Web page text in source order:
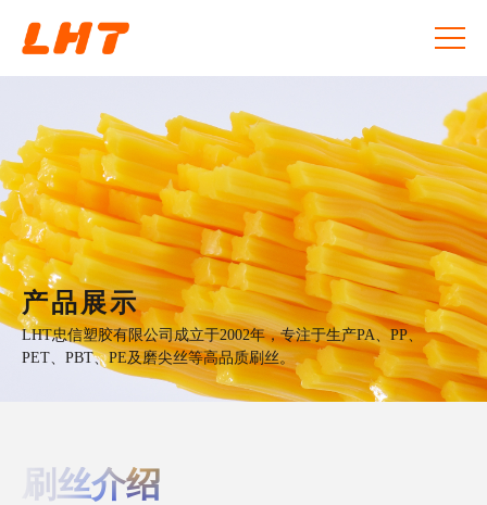
产品展示
LHT忠信塑胶有限公司成立于2002年，专注于生产PA、PP、
PET、PBT、PE及磨尖丝等高品质刷丝。
刷丝介绍